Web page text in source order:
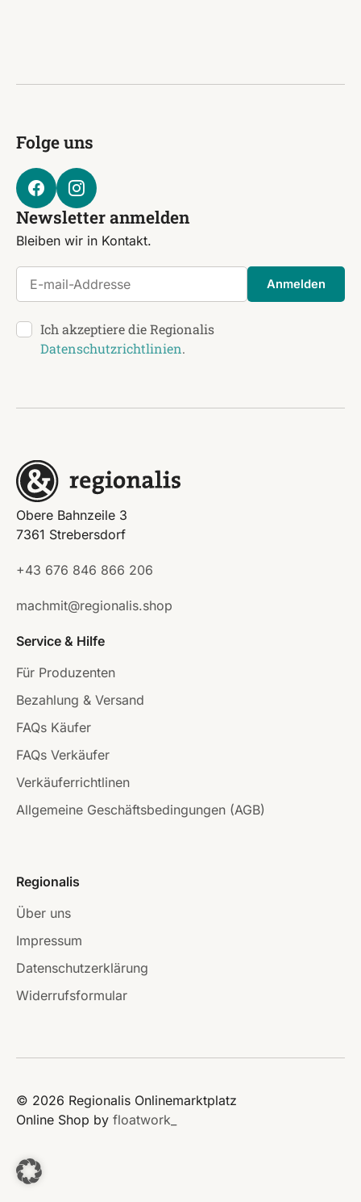
Folge uns
Newsletter anmelden
Bleiben wir in Kontakt.
Anmelden
Ich akzeptiere die Regionalis
Datenschutzrichtlinien.
Obere Bahnzeile 3
7361 Strebersdorf
+43 676 846 866 206
machmit@regionalis.shop
Service & Hilfe
Für Produzenten
Bezahlung & Versand
FAQs Käufer
FAQs Verkäufer
Verkäuferrichtlinen
Allgemeine Geschäftsbedingungen (AGB)
Regionalis
Über uns
Impressum
Datenschutzerklärung
Widerrufsformular
© 2026 Regionalis Onlinemarktplatz
Online Shop by floatwork_